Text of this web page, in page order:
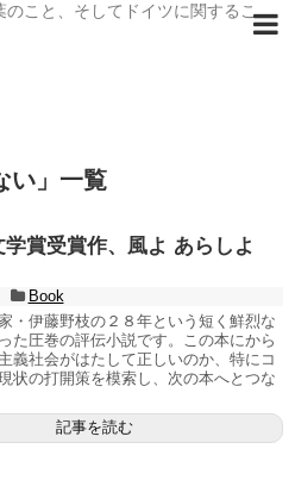
こと、そしてドイツに関するこ
い 」 一覧
学賞受賞作、風よ あらしよ
Book
・伊藤野枝の２８年という短く鮮烈な
た圧巻の評伝小説です。この本にから
義社会がはたして正しいのか、特にコ
状の打開策を模索し、次の本へとつな
記事を読む